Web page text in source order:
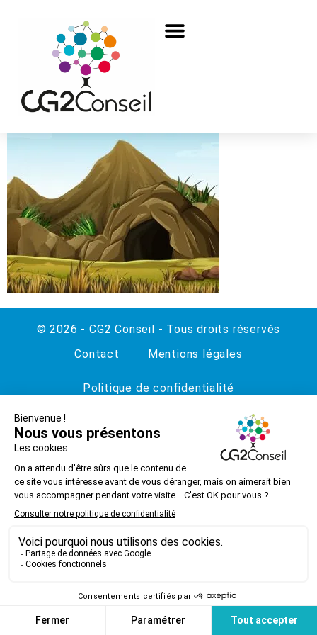
© 2026 - CG2 Conseil - Tous droits réservés
Contact
Mentions légales
Politique de confidentialité